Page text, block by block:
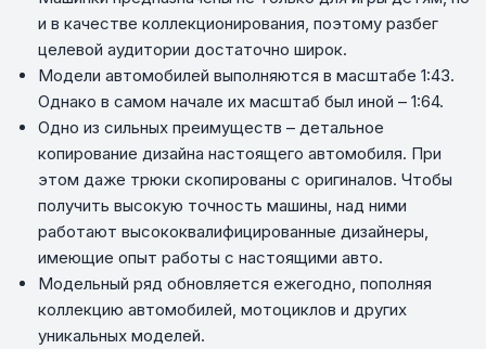
и в качестве коллекционирования, поэтому разбег
целевой аудитории достаточно широк.
Модели автомобилей выполняются в масштабе 1:43.
Однако в самом начале их масштаб был иной – 1:64.
Одно из сильных преимуществ – детальное
копирование дизайна настоящего автомобиля. При
этом даже трюки скопированы с оригиналов. Чтобы
получить высокую точность машины, над ними
работают высококвалифицированные дизайнеры,
имеющие опыт работы с настоящими авто.
Модельный ряд обновляется ежегодно, пополняя
коллекцию автомобилей, мотоциклов и других
уникальных моделей.